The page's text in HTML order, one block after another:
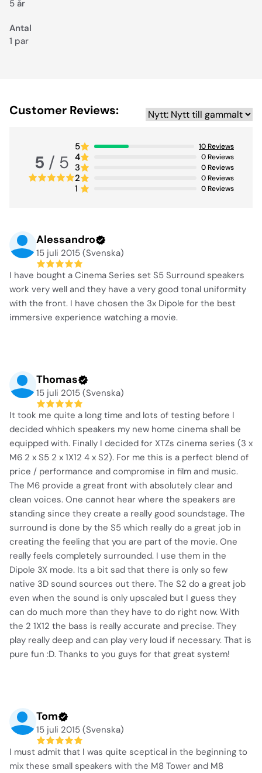
5 år
Antal
1 par
Customer Reviews:
5 / 5
5 10Reviews
4 0Reviews
3 0Reviews
2 0Reviews
1 0Reviews
Alessandro
15 juli 2015 (Svenska)
I have bought a Cinema Series set S5 Surround speakers
work very well and they have a very good tonal uniformity
with the front. I have chosen the 3x Dipole for the best
immersive experience watching a movie.
Thomas
15 juli 2015 (Svenska)
It took me quite a long time and lots of testing before I
decided whhich speakers my new home cinema shall be
equipped with. Finally I decided for XTZs cinema series (3 x
M6 2 x S5 2 x 1X12 4 x S2). For me this is a perfect blend of
price / performance and compromise in film and music.
The M6 provide a great front with absolutely clear and
clean voices. One cannot hear where the speakers are
standing since they create a really good soundstage. The
surround is done by the S5 which really do a great job in
creating the feeling that you are part of the movie. One
really feels completely surrounded. I use them in the
Dipole 3X mode. Its a bit sad that there is only so few
native 3D sound sources out there. The S2 do a great job
even when the sound is only upscaled but I guess they
can do much more than they have to do right now. With
the 2 1X12 the bass is really accurate and precise. They
play really deep and can play very loud if necessary. That is
pure fun :D. Thanks to you guys for that great system!
Tom
15 juli 2015 (Svenska)
I must admit that I was quite sceptical in the beginning to
mix these small speakers with the M8 Tower and M8